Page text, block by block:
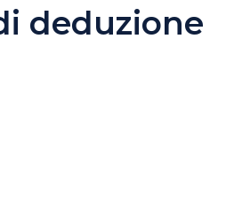
deduzione